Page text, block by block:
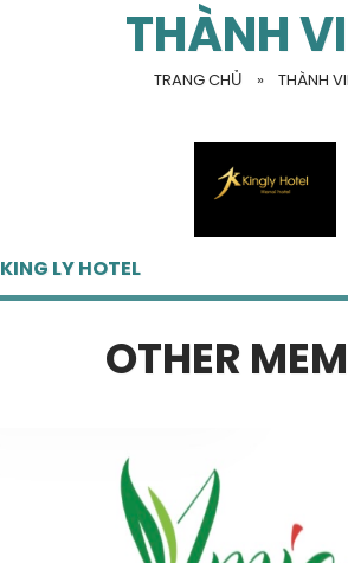
THÀNH
TRANG CHỦ » THÀNH
KING LY HOTEL
OTHER